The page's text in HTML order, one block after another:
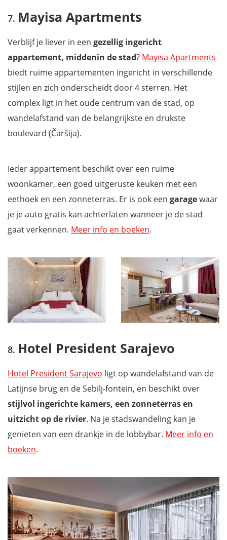
Mayisa Apartments
Verblijf je liever in een gezellig ingericht
appartement, middenin de stad? Mayisa Apartments
biedt ruime appartementen ingericht in verschillende
stijlen en zich onderscheidt door 4 sterren. Het
complex ligt in het oude centrum van de stad, op
wandelafstand van de belangrijkste en drukste
boulevard (Čaršija).
Ieder appartement beschikt over een ruime
woonkamer, een goed uitgeruste keuken met een
eethoek en een zonneterras. Er is ook een garagewaar
je je auto gratis kan achterlaten wanneer je de stad
gaat verkennen. Meer info en boeken.
Hotel President Sarajevo
Hotel President Sarajevo ligt op wandelafstand van de
Latijnse brug en de Sebilj-fontein, en beschikt over
stijlvol ingerichte kamers, een zonneterras en
uitzicht op de rivier. Na je stadswandeling kan je
genieten van een drankje in de lobbybar. Meer info en
boeken.